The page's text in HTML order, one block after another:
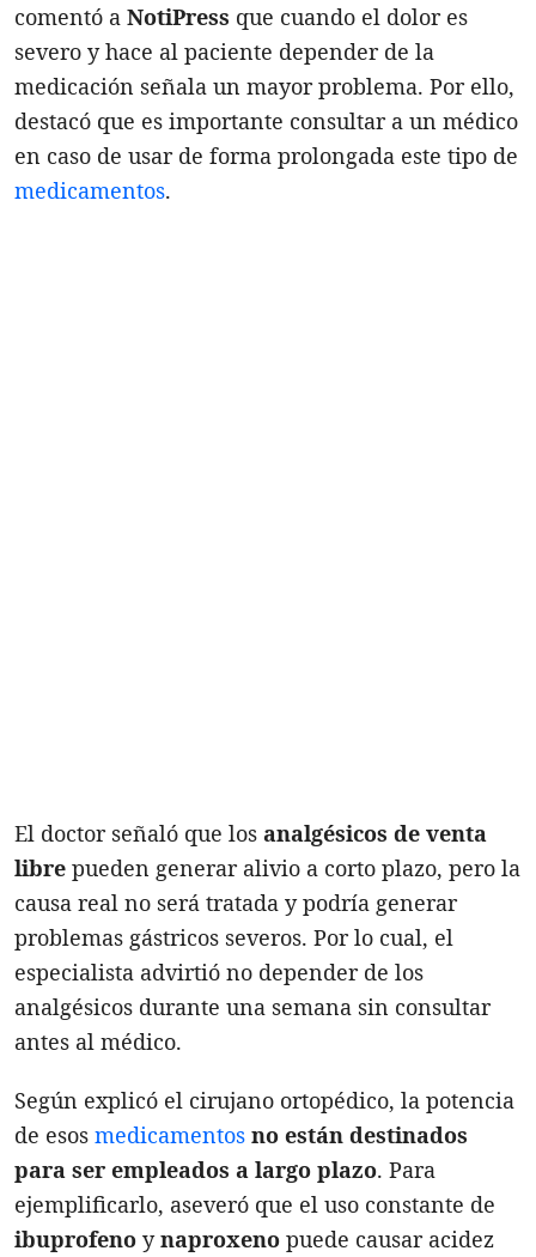
comentó a NotiPress que cuando el dolor es
severo y hace al paciente depender de la
medicación señala un mayor problema. Por ello,
destacó que es importante consultar a un médico
en caso de usar de forma prolongada este tipo de
medicamentos.
El doctor señaló que los analgésicos de venta
libre pueden generar alivio a corto plazo, pero la
causa real no será tratada y podría generar
problemas gástricos severos. Por lo cual, el
especialista advirtió no depender de los
analgésicos durante una semana sin consultar
antes al médico.
Según explicó el cirujano ortopédico, la potencia
de esos medicamentos no están destinados
para ser empleados a largo plazo. Para
ejemplificarlo, aseveró que el uso constante de
ibuprofeno ynaproxeno puede causar acidez